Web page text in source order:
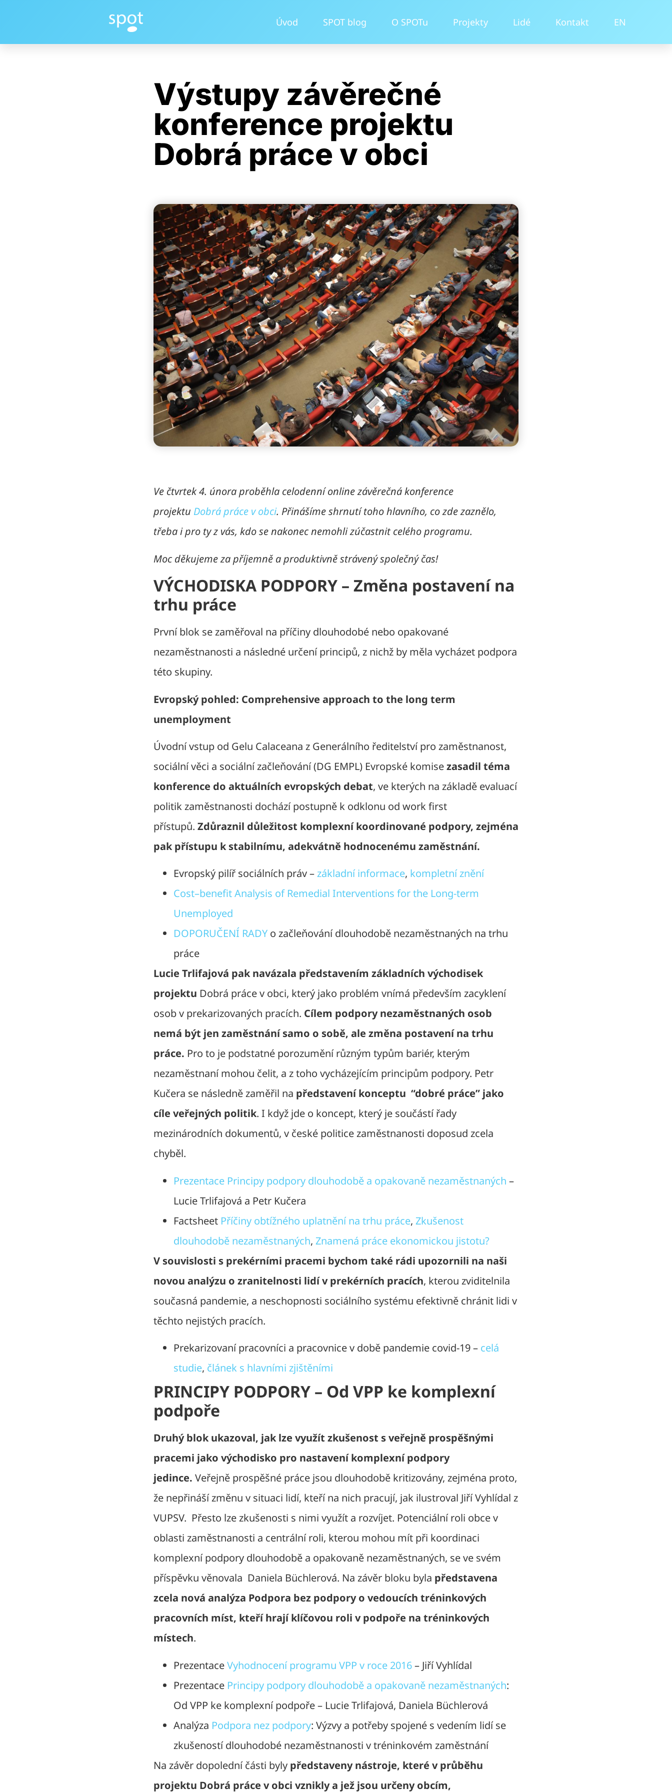
Úvod SPOT blog O SPOTu Projekty Lidé Kontakt EN
Výstupy závěrečné
konference projektu
Dobrá práce v obci
Ve čtvrtek 4. února proběhla celodenní online závěrečná konference
projektu Dobrá práce v obci. Přinášíme shrnutí toho hlavního, co zde zaznělo,
třeba i pro ty z vás, kdo se nakonec nemohli zúčastnit celého programu.
Moc děkujeme za příjemně a produktivně strávený společný čas!
VÝCHODISKA PODPORY – Změna postavení na
trhu práce
První blok se zaměřoval na příčiny dlouhodobé nebo opakované
nezaměstnanosti a následné určení principů, z nichž by měla vycházet podpora
této skupiny.
Evropský pohled: Comprehensive approach to the long term
unemployment
Úvodní vstup od Gelu Calaceana z Generálního ředitelství pro zaměstnanost,
sociální věci a sociální začleňování (DG EMPL) Evropské komisezasadil téma
konference do aktuálních evropských debat, ve kterých na základě evaluací
politik zaměstnanosti dochází postupně k odklonu od work first
přístupů. Zdůraznil důležitost komplexní koordinované podpory, zejména
pak přístupu k stabilnímu, adekvátně hodnocenému zaměstnání.
Evropský pilíř sociálních práv –základní informace, kompletní znění
Cost–benefit Analysis of Remedial Interventions for the Long-term
Unemployed
DOPORUČENÍ RADY o začleňování dlouhodobě nezaměstnaných na trhu
práce
Lucie Trlifajová pak navázala představením základních východisek
projektu Dobrá práce v obci, který jako problém vnímá především zacyklení
osob v prekarizovaných pracích. Cílem podpory nezaměstnaných osob
nemá být jen zaměstnání samo o sobě, ale změna postavení na trhu
práce. Pro to je podstatné porozumění různým typům bariér, kterým
nezaměstnaní mohou čelit, a z toho vycházejícím principům podpory. Petr
Kučera se následně zaměřil na představení konceptu “dobré práce” jako
cíle veřejných politik. I když jde o koncept, který je součástí řady
mezinárodních dokumentů, v české politice zaměstnanosti doposud zcela
chyběl.
Prezentace Principy podpory dlouhodobě a opakovaně nezaměstnaných –
Lucie Trlifajová a Petr Kučera
Factsheet Příčiny obtížného uplatnění na trhu práce, Zkušenost
dlouhodobě nezaměstnaných, Znamená práce ekonomickou jistotu?
V souvislosti s prekérními pracemi bychom také rádi upozornili na naši
novou analýzu o zranitelnosti lidí v prekérních pracích, kterou zviditelnila
současná pandemie, a neschopnosti sociálního systému efektivně chránit lidi v
těchto nejistých pracích.
Prekarizovaní pracovníci a pracovnice v době pandemie covid-19 – celá
studie, článek s hlavními zjištěními
PRINCIPY PODPORY – Od VPP ke komplexní
podpoře
Druhý blok ukazoval, jak lze využít zkušenost s veřejně prospěšnými
pracemi jako východisko pro nastavení komplexní podpory
jedince. Veřejně prospěšné práce jsou dlouhodobě kritizovány, zejména proto,
že nepřináší změnu v situaci lidí, kteří na nich pracují, jak ilustroval Jiří Vyhlídal z
VUPSV. Přesto lze zkušenosti s nimi využít a rozvíjet. Potenciální roli obce v
oblasti zaměstnanosti a centrální roli, kterou mohou mít při koordinaci
komplexní podpory dlouhodobě a opakovaně nezaměstnaných, se ve svém
příspěvku věnovala Daniela Büchlerová. Na závěr bloku byla představena
zcela nová analýza Podpora bez podpory o vedoucích tréninkových
pracovních míst, kteří hrají klíčovou roli v podpoře na tréninkových
místech.
PrezentaceVyhodnocení programu VPP v roce 2016– Jiří Vyhlídal
Prezentace Principy podpory dlouhodobě a opakovaně nezaměstnaných:
Od VPP ke komplexní podpoře – Lucie Trlifajová, Daniela Büchlerová
Analýza Podpora nez podpory: Výzvy a potřeby spojené s vedením lidí se
zkušeností dlouhodobé nezaměstnanosti v tréninkovém zaměstnání
Na závěr dopolední části byly představeny nástroje, které v průběhu
projektu Dobrá práce v obci vznikly a jež jsou určeny obcím,